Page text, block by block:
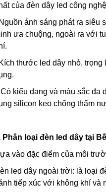
của đèn dây led công
ánh sáng phát ra
ưa chuộng, ngoài ra với
thước led dây nhỏ,
kiểu dạng và màu sắc đa
silicon keo chống thấm
Phân loại đèn led dây tại
vào đặc điểm của môi
led dây ngoài trời: là loại
tiếp xúc với không khí và